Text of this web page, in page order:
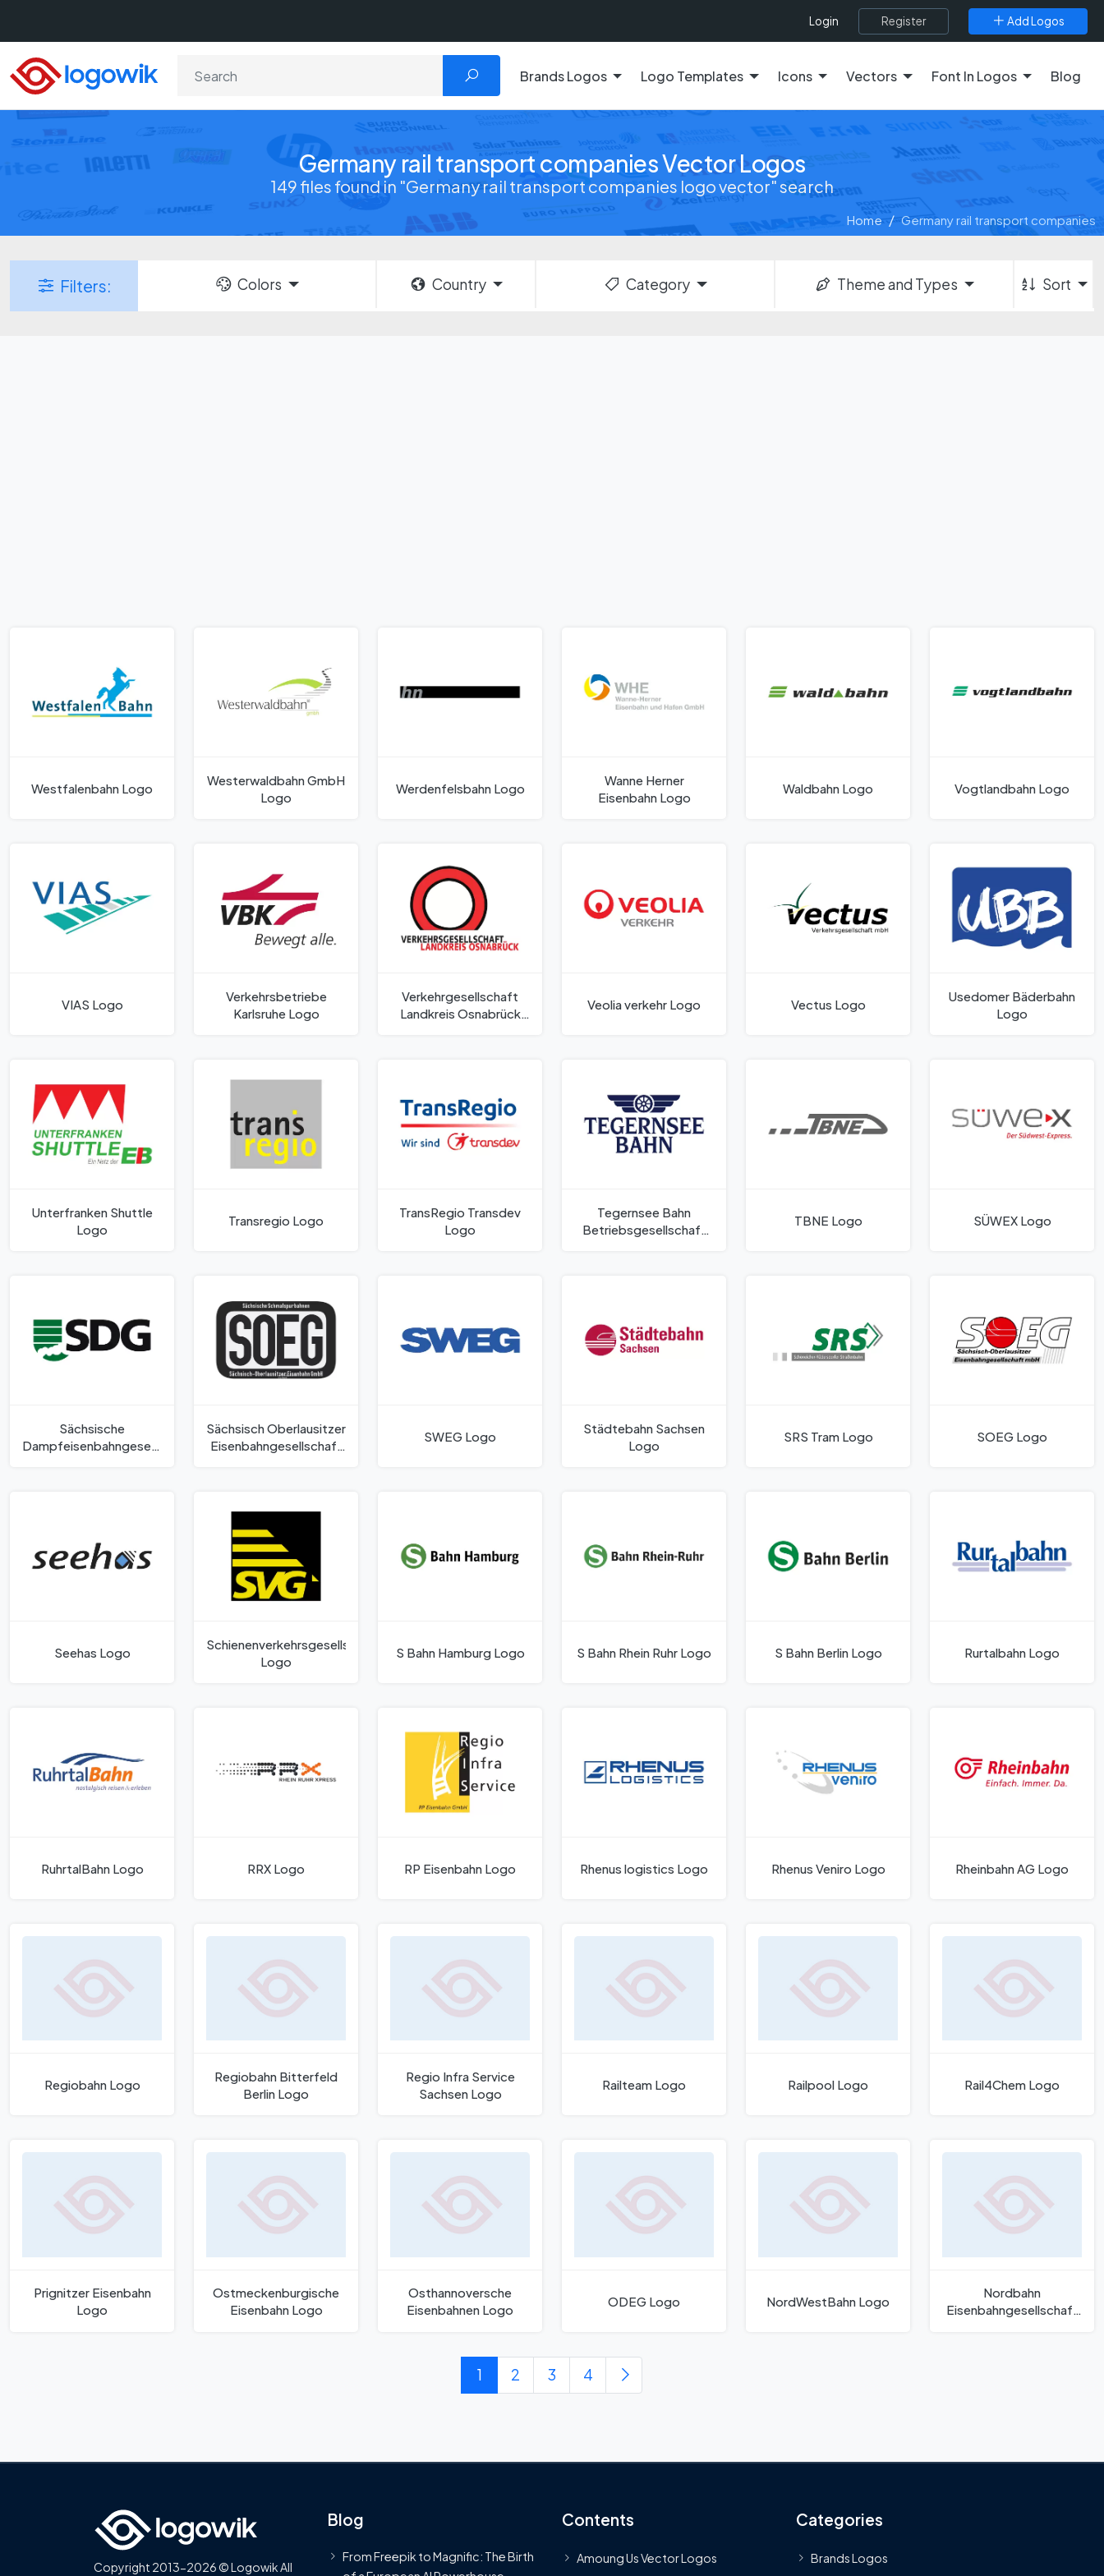
Login Register Add Logos
Brands Logos Logo Templates Icons Vectors Font In Logos Blog
Germany rail transport companies Vector Logos
149 files found in "Germany rail transport companies logo vector" search
Home Germany rail transport companies
Filters: Colors Country Category Theme and Types Sort
Westfalenbahn Logo
Westerwaldbahn GmbH
Logo
Werdenfelsbahn Logo
Wanne Herner
Eisenbahn Logo
Waldbahn Logo Vogtlandbahn Logo
VIAS Logo
Verkehrsbetriebe
Karlsruhe Logo
Verkehrgesellschaft
Landkreis Osnabrück
Veolia verkehr Logo Vectus Logo
Usedomer Bäderbahn
Logo
Unterfranken Shuttle
Logo
Transregio Logo
TransRegio Transdev
Logo
Tegernsee Bahn
Betriebsgesellschaft
TBNE Logo SÜWEX Logo
Sächsische
Dampfeisenbahngesellschaft
Sächsisch Oberlausitzer
Eisenbahngesellschaft
SWEG Logo
Städtebahn Sachsen
Logo
SRS Tram Logo SOEG Logo
Seehas Logo
Schienenverkehrsgesellschaft
Logo
S Bahn Hamburg Logo S Bahn Rhein Ruhr Logo S Bahn Berlin Logo Rurtalbahn Logo
RuhrtalBahn Logo RRX Logo RP Eisenbahn Logo Rhenus logistics Logo Rhenus Veniro Logo Rheinbahn AG Logo
Regiobahn Logo
Regiobahn Bitterfeld
Berlin Logo
Regio Infra Service
Sachsen Logo
Railteam Logo Railpool Logo Rail4Chem Logo
Prignitzer Eisenbahn
Logo
Ostmeckenburgische
Eisenbahn Logo
Osthannoversche
Eisenbahnen Logo
ODEG Logo NordWestBahn Logo
Nordbahn
Eisenbahngesellschaft
1 2 3 4
Copyright 2013-2026 © Logowik All
Blog
From Freepik to Magnific: The Birth
Contents
Amoung Us Vector Logos
Categories
Brands Logos